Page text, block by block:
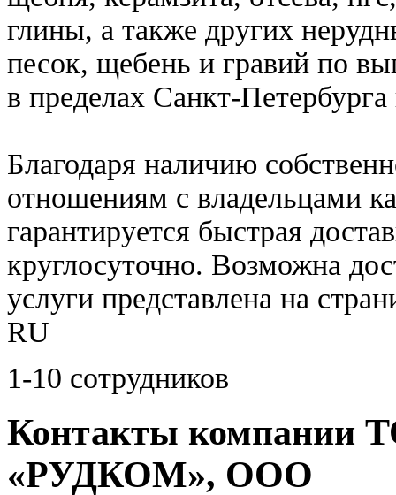
глины, а также других
песок, щебень и гравий по
в пределах Санкт-
Благодаря наличию
отношениям с владельцами
гарантируется быстрая
круглосуточно. Возможна
услуги представлена на
RU
1-10 сотрудников
Контакты
«РУДКОМ», ООО